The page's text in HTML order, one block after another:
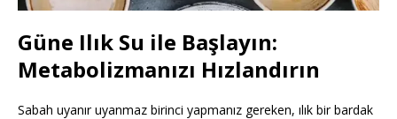
Güne Ilık Su ile Başlayın:
Metabolizmanızı Hızlandırın
Sabah uyanır uyanmaz birinci yapmanız gereken, ılık bir bardak